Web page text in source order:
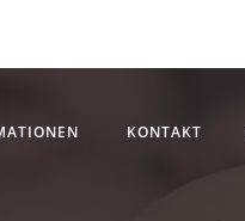
KONTAKT